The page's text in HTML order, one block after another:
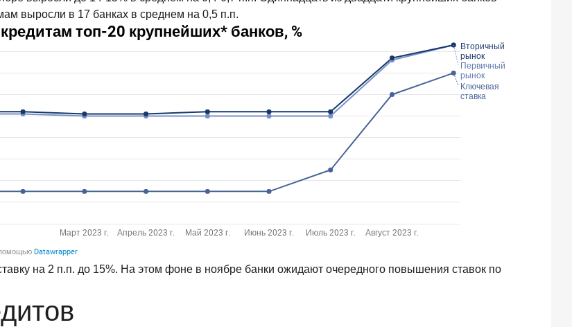
выросли в 17 банках в среднем на 0,5 п.п.
на 2 п.п. до 15%. На этом фоне в ноябре банки ожидают очередного повышения ставок по